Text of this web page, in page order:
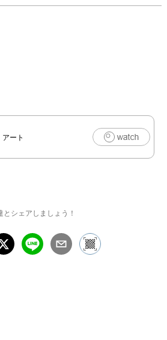
アート
とシェアしましょう！